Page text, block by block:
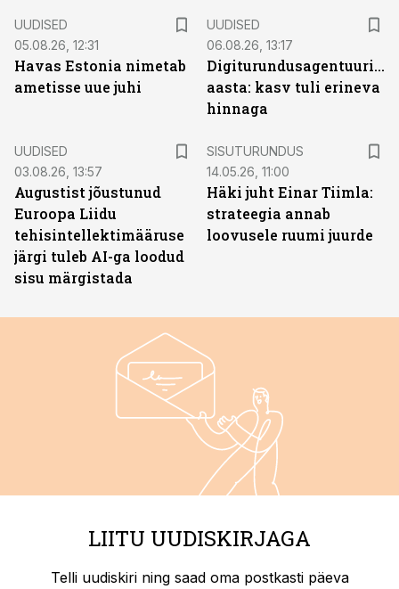
UUDISED
05.08.26, 12:31
Havas Estonia nimetab
ametisse uue juhi
UUDISED
06.08.26, 13:17
Digiturundusagentuuride
aasta: kasv tuli erineva
hinnaga
UUDISED
03.08.26, 13:57
Augustist jõustunud
Euroopa Liidu
tehisintellektimääruse
järgi tuleb AI-ga loodud
sisu märgistada
SISUTURUNDUS
14.05.26, 11:00
Häki juht Einar Tiimla:
strateegia annab
loovusele ruumi juurde
LIITU UUDISKIRJAGA
Telli uudiskiri ning saad oma postkasti päeva